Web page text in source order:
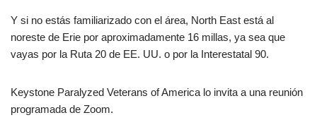
Y si no estás familiarizado con el área, North East está al
noreste de Erie por aproximadamente 16 millas, ya sea que
vayas por la Ruta 20 de EE. UU. o por la Interestatal 90.
Keystone Paralyzed Veterans of America lo invita a una reunión
programada de Zoom.